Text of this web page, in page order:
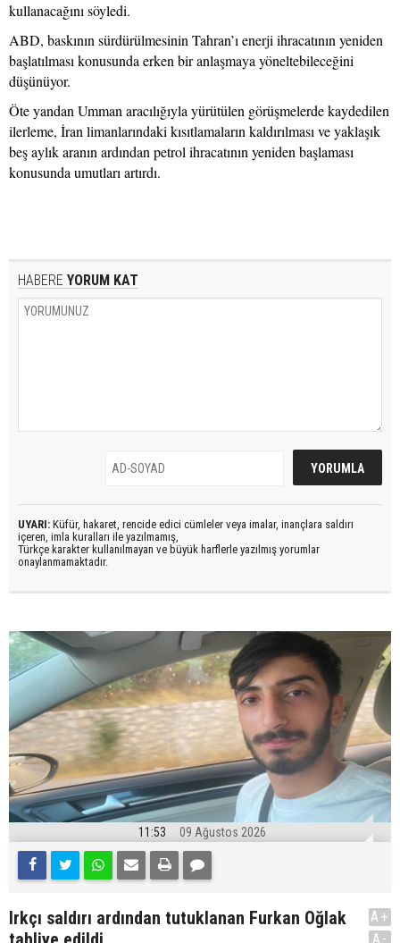
kullanacağını söyledi.
ABD, baskının sürdürülmesinin Tahran’ı enerji ihracatının yeniden
başlatılması konusunda erken bir anlaşmaya yöneltebileceğini
düşünüyor.
Öte yandan Umman aracılığıyla yürütülen görüşmelerde kaydedilen
ilerleme, İran limanlarındaki kısıtlamaların kaldırılması ve yaklaşık
beş aylık aranın ardından petrol ihracatının yeniden başlaması
konusunda umutları artırdı.
HABERE YORUM KAT
UYARI: Küfür, hakaret, rencide edici cümleler veya imalar, inançlara saldırı
içeren, imla kuralları ile yazılmamış,
Türkçe karakter kullanılmayan ve büyük harflerle yazılmış yorumlar
onaylanmamaktadır.
11:53 09 Ağustos 2026
Irkçı saldırı ardından tutuklanan Furkan Oğlak
A+
A-